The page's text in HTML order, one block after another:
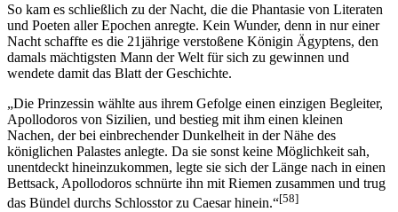
So kam es schließlich zu der Nacht, die die Phantasie von Literaten
und Poeten aller Epochen anregte. Kein Wunder, denn in nur einer
Nacht schaffte es die 21jährige verstoßene Königin Ägyptens, den
damals mächtigsten Mann der Welt für sich zu gewinnen und
wendete damit das Blatt der Geschichte.
„Die Prinzessin wählte aus ihrem Gefolge einen einzigen Begleiter,
Apollodoros von Sizilien, und bestieg mit ihm einen kleinen
Nachen, der bei einbrechender Dunkelheit in der Nähe des
königlichen Palastes anlegte. Da sie sonst keine Möglichkeit sah,
unentdeckt hineinzukommen, legte sie sich der Länge nach in einen
Bettsack, Apollodoros schnürte ihn mit Riemen zusammen und trug
das Bündel durchs Schlosstor zu Caesar hinein.“[58]